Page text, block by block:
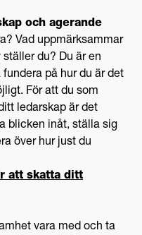
och agerande
Vad uppmärksammar
du? Du är en
på hur du är det
För att du som
ledarskap är det
blicken inåt, ställa sig
över hur just du
att skatta ditt
vara med och ta